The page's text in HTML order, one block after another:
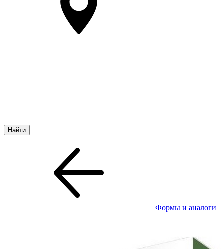
Формы и аналоги